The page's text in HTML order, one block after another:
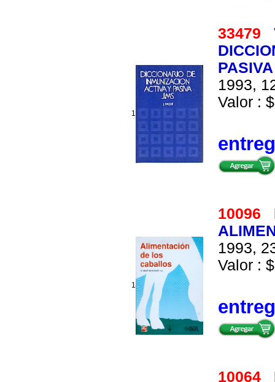
1
33479
PASIVA
1993,
Valor :
1
10096
1993,
Valor :
10064